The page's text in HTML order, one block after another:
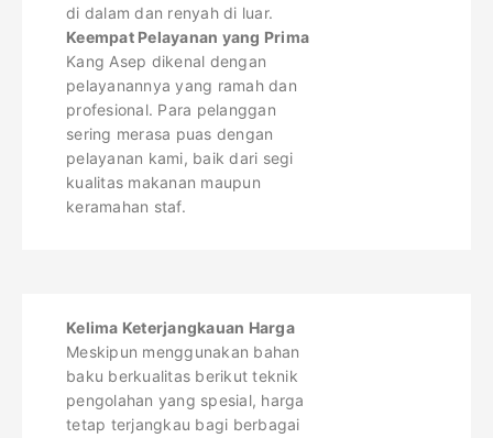
di dalam dan renyah di luar.
Keempat Pelayanan yang Prima
Kang Asep dikenal dengan
pelayanannya yang ramah dan
profesional. Para pelanggan
sering merasa puas dengan
pelayanan kami, baik dari segi
kualitas makanan maupun
keramahan staf.
Kelima Keterjangkauan Harga
Meskipun menggunakan bahan
baku berkualitas berikut teknik
pengolahan yang spesial, harga
tetap terjangkau bagi berbagai